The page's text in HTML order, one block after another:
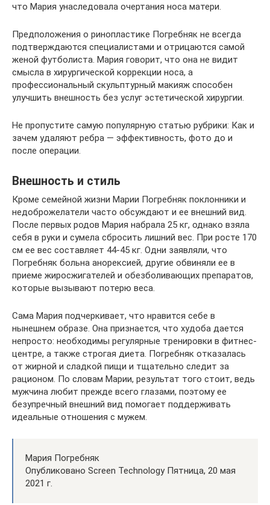
что Мария унаследовала очертания носа матери.
Предположения о ринопластике Погребняк не всегда
подтверждаются специалистами и отрицаются самой
женой футболиста. Мария говорит, что она не видит
смысла в хирургической коррекции носа, а
профессиональный скульптурный макияж способен
улучшить внешность без услуг эстетической хирургии.
Не пропустите самую популярную статью рубрики: Как и
зачем удаляют ребра — эффективность, фото до и
после операции.
Внешность и стиль
Кроме семейной жизни Марии Погребняк поклонники и
недоброжелатели часто обсуждают и ее внешний вид.
После первых родов Мария набрала 25 кг, однако взяла
себя в руки и сумела сбросить лишний вес. При росте 170
см ее вес составляет 44-45 кг. Одни заявляли, что
Погребняк больна анорексией, другие обвиняли ее в
приеме жиросжигателей и обезболивающих препаратов,
которые вызывают потерю веса.
Сама Мария подчеркивает, что нравится себе в
нынешнем образе. Она признается, что худоба дается
непросто: необходимы регулярные тренировки в фитнес-
центре, а также строгая диета. Погребняк отказалась
от жирной и сладкой пищи и тщательно следит за
рационом. По словам Марии, результат того стоит, ведь
мужчина любит прежде всего глазами, поэтому ее
безупречный внешний вид помогает поддерживать
идеальные отношения с мужем.
Мария Погребняк
Опубликовано Screen Technology Пятница, 20 мая
2021 г.